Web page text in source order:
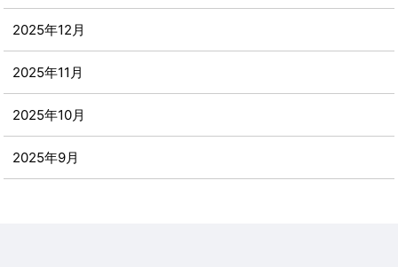
2025年12月
2025年11月
2025年10月
2025年9月